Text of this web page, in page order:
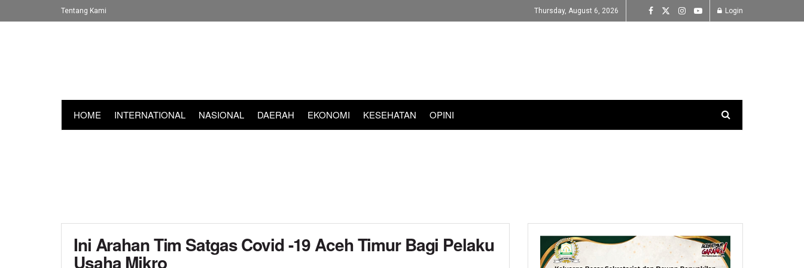
Tentang Kami Thursday, August 6, 2026 Login
HOME INTERNATIONAL NASIONAL DAERAH EKONOMI KESEHATAN OPINI
Ini Arahan Tim Satgas Covid -19 Aceh Timur Bagi Pelaku
Usaha Mikro